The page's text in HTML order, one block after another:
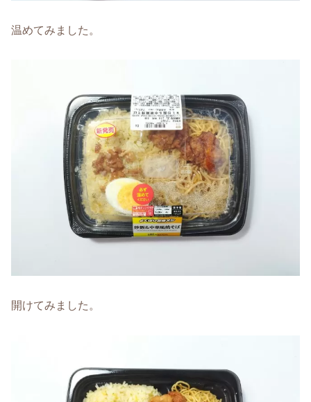
温めてみました。
開けてみました。